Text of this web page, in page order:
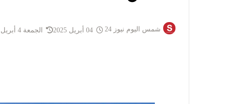
شمس اليوم نيوز 24 الجمعة 4 أبريل 2025